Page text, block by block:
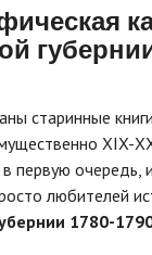
старинные
XIX-
первую очередь,
любителей
1780-